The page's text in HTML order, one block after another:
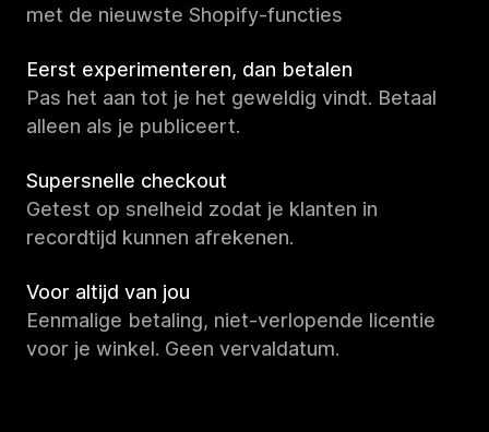
met de nieuwste Shopify-functies
Eerst experimenteren, dan betalen
Pas het aan tot je het geweldig vindt. Betaal
alleen als je publiceert.
Supersnelle checkout
Getest op snelheid zodat je klanten in
recordtijd kunnen afrekenen.
Voor altijd van jou
Eenmalige betaling, niet-verlopende licentie
voor je winkel. Geen vervaldatum.